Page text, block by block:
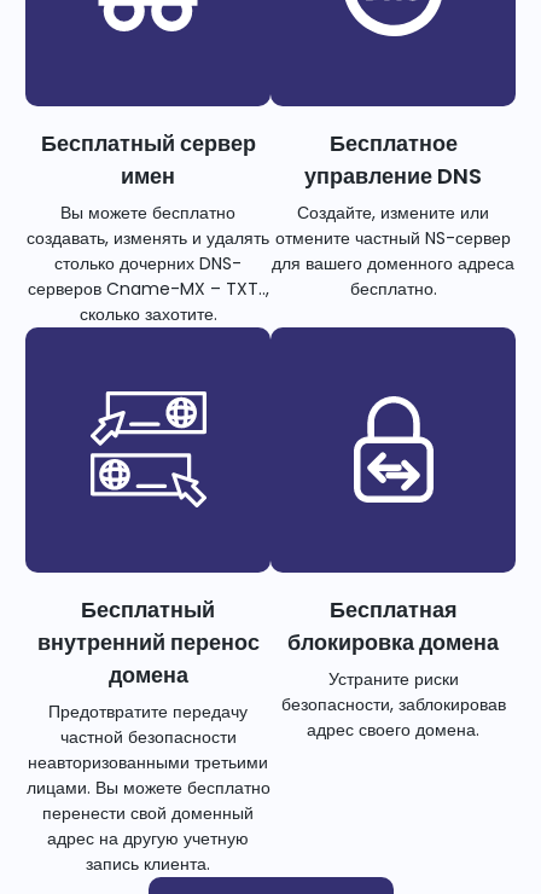
Бесплатный сервер
имен
Вы можете бесплатно
создавать, изменять и удалять
столько дочерних DNS-
серверов Cname-MX – TXT..,
сколько захотите.
Бесплатное
управление DNS
Создайте, измените или
отмените частный NS-сервер
для вашего доменного адреса
бесплатно.
Бесплатный
внутренний перенос
домена
Предотвратите передачу
частной безопасности
неавторизованными третьими
лицами. Вы можете бесплатно
перенести свой доменный
адрес на другую учетную
запись клиента.
Бесплатная
блокировка домена
Устраните риски
безопасности, заблокировав
адрес своего домена.